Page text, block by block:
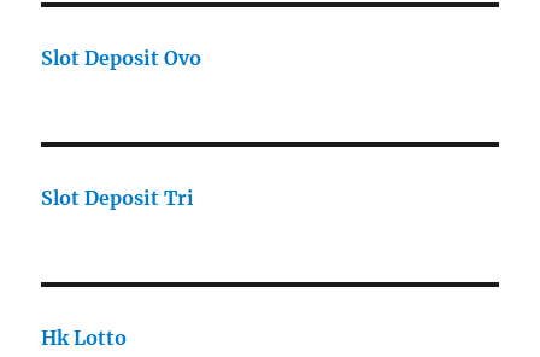
Slot Deposit Ovo
Slot Deposit Tri
Hk Lotto